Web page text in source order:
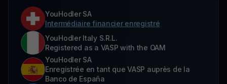
YouHodler SA
Intermédiaire financier enregistré
YouHodler Italy S.R.L.
Registered as a VASP with the OAM
YouHodler SA
Enregistrée en tant que VASP auprès de la
Banco de España